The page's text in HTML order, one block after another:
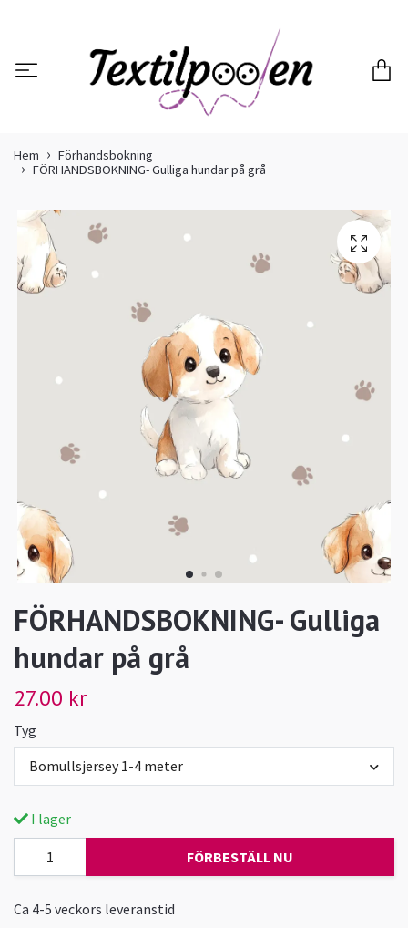
Hem
Förhandsbokning
FÖRHANDSBOKNING- Gulliga hundar på grå
FÖRHANDSBOKNING- Gulliga
hundar på grå
27.00 kr
Tyg
Bomullsjersey 1-4 meter
I lager
FÖRBESTÄLL NU
Ca 4-5 veckors leveranstid